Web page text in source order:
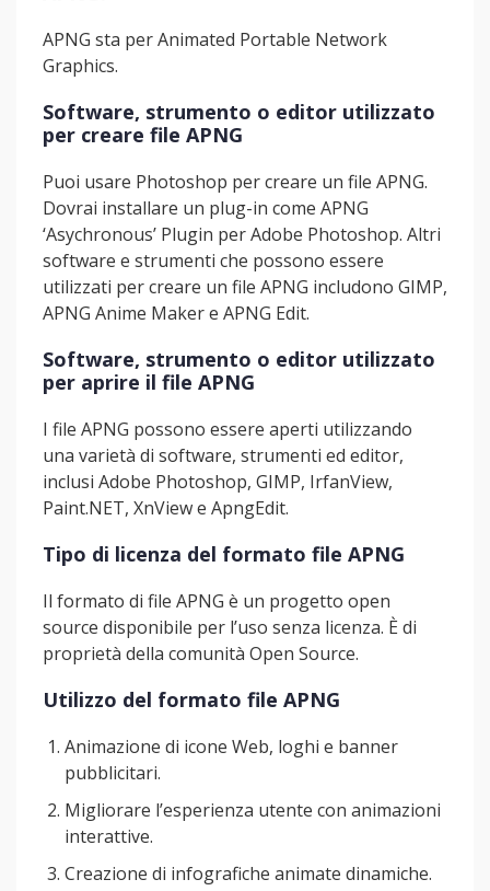
APNG sta per Animated Portable Network
Graphics.
Software, strumento o editor utilizzato
per creare file APNG
Puoi usare Photoshop per creare un file APNG.
Dovrai installare un plug-in come APNG
‘Asychronous’ Plugin per Adobe Photoshop. Altri
software e strumenti che possono essere
utilizzati per creare un file APNG includono GIMP,
APNG Anime Maker e APNG Edit.
Software, strumento o editor utilizzato
per aprire il file APNG
I file APNG possono essere aperti utilizzando
una varietà di software, strumenti ed editor,
inclusi Adobe Photoshop, GIMP, IrfanView,
Paint.NET, XnView e ApngEdit.
Tipo di licenza del formato file APNG
Il formato di file APNG è un progetto open
source disponibile per l’uso senza licenza. È di
proprietà della comunità Open Source.
Utilizzo del formato file APNG
Animazione di icone Web, loghi e banner
pubblicitari.
Migliorare l’esperienza utente con animazioni
interattive.
Creazione di infografiche animate dinamiche.